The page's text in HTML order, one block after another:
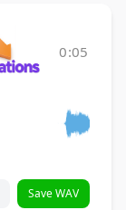
0:05
Save WAV